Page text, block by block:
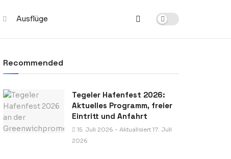
Ausflüge
Recommended
Tegeler Hafenfest 2026:
Aktuelles Programm, freier
Eintritt und Anfahrt
15. Juli 2026 - Aktualisiert 17. Juli
2026